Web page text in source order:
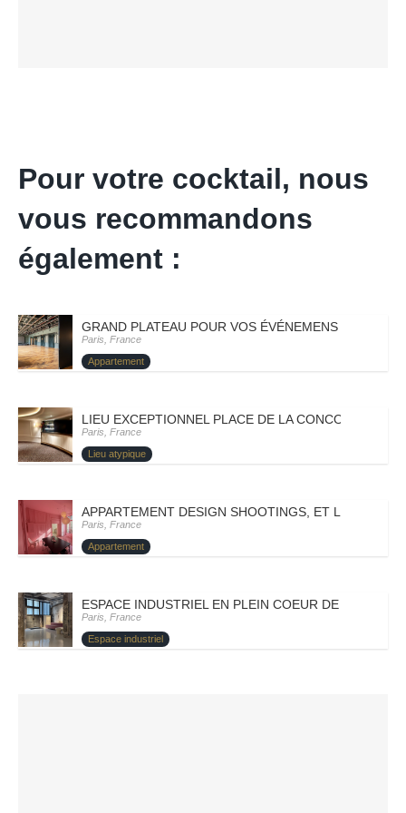
Pour votre cocktail, nous
vous recommandons
également :
GRAND PLATEAU POUR VOS ÉVÉNEMENS – PARIS
Paris, France
Appartement
LIEU EXCEPTIONNEL PLACE DE LA CONCORDE –
Paris, France
Lieu atypique
APPARTEMENT DESIGN SHOOTINGS, ET
Paris, France
Appartement
ESPACE INDUSTRIEL EN PLEIN COEUR DE PARIS –
Paris, France
Espace industriel